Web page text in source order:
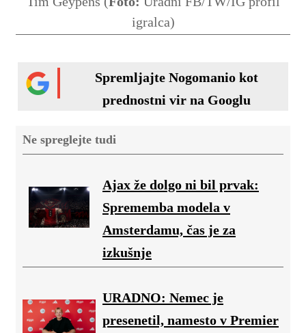
igralca)
Spremljajte Nogomanio kot
prednostni vir na Googlu
Ne spreglejte tudi
Ajax že dolgo ni bil prvak:
Sprememba modela v
Amsterdamu, čas je za
izkušnje
URADNO: Nemec je
presenetil, namesto v Premier